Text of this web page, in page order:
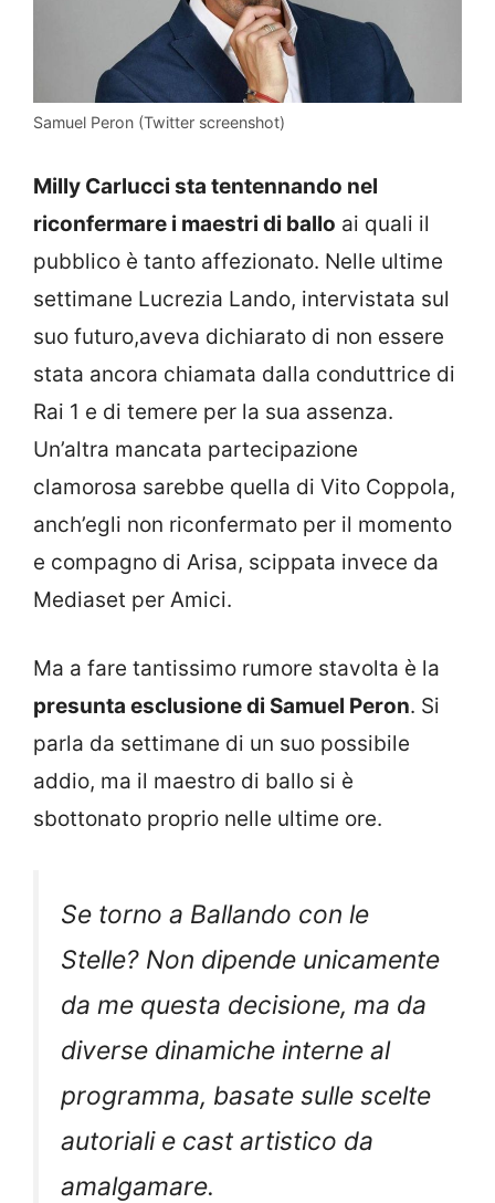
Samuel Peron (Twitter screenshot)
Milly Carlucci sta tentennando nel
riconfermare i maestri di ballo ai quali il
pubblico è tanto affezionato. Nelle ultime
settimane Lucrezia Lando, intervistata sul
suo futuro,aveva dichiarato di non essere
stata ancora chiamata dalla conduttrice di
Rai 1 e di temere per la sua assenza.
Un’altra mancata partecipazione
clamorosa sarebbe quella di Vito Coppola,
anch’egli non riconfermato per il momento
e compagno di Arisa, scippata invece da
Mediaset per Amici.
Ma a fare tantissimo rumore stavolta è la
presunta esclusione di Samuel Peron. Si
parla da settimane di un suo possibile
addio, ma il maestro di ballo si è
sbottonato proprio nelle ultime ore.
Se torno a Ballando con le
Stelle? Non dipende unicamente
da me questa decisione, ma da
diverse dinamiche interne al
programma, basate sulle scelte
autoriali e cast artistico da
amalgamare.